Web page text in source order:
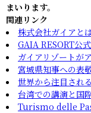
まいります。
関連リンク
株式会社ガイアと
GAIA RESORT公
ガイアリゾートが
宮城県知事への表
世界から注目され
台湾での講演と国
Turismo delle